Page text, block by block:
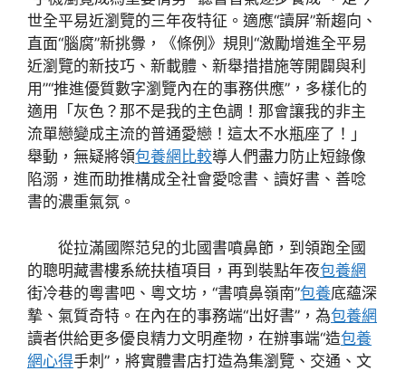
世全平易近瀏覽的三年夜特征。適應“讀屏”新趨向、
直面“腦腐”新挑釁，《條例》規則“激勵增進全平易
近瀏覽的新技巧、新載體、新舉措措施等開闢與利
用”“推進優質數字瀏覽內在的事務供應”，多樣化的
適用「灰色？那不是我的主色調！那會讓我的非主
流單戀變成主流的普通愛戀！這太不水瓶座了！」
舉動，無疑將領包養網比較導人們盡力防止短錄像
陷溺，進而助推構成全社會愛唸書、讀好書、善唸
書的濃重氣氛。
從拉滿國際范兒的北國書噴鼻節，到領跑全國
的聰明藏書樓系統扶植項目，再到裝點年夜包養網
街冷巷的粵書吧、粵文坊，“書噴鼻嶺南”包養底蘊深
摯、氣質奇特。在內在的事務端“出好書”，為包養網
讀者供給更多優良精力文明產物，在辦事端“造包養
網心得手刺”，將實體書店打造為集瀏覽、交通、文